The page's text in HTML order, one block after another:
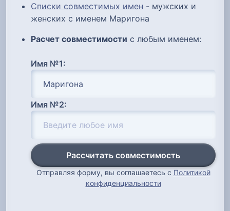
Списки совместимых имен - мужских и
женских с именем Маригона
Расчет совместимости с любым именем:
Имя №1:
Имя №2:
Рассчитать совместимость
Отправляя форму, вы соглашаетесь с Политикой
конфиденциальности